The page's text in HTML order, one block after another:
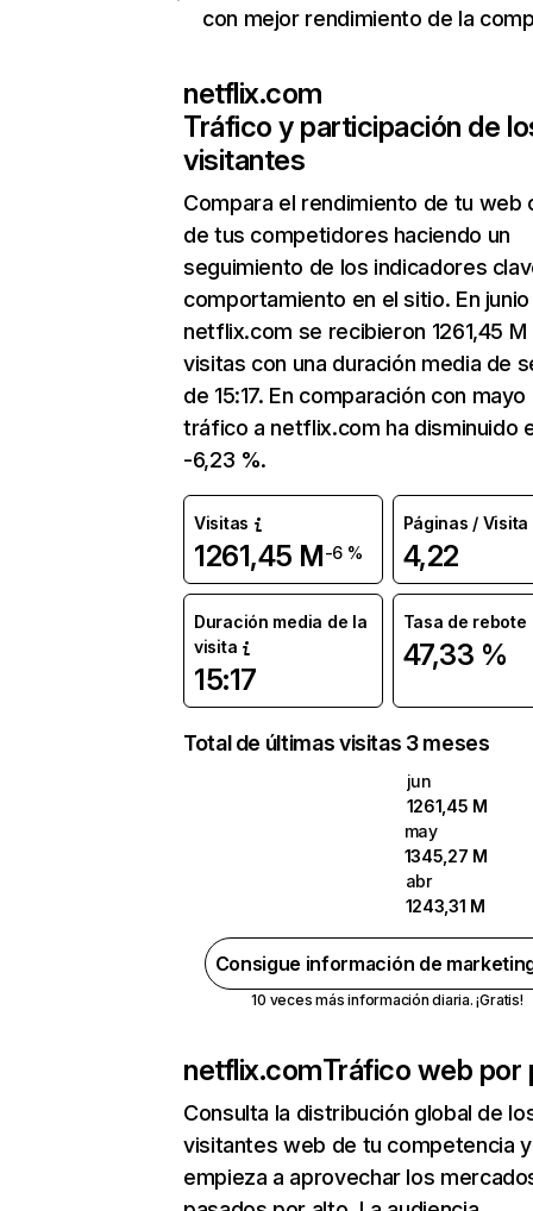
con mejor rendimiento de la
netflix.com
Tráfico y participación de
visitantes
Compara el rendimiento de tu web
de tus competidores haciendo un
seguimiento de los indicadores
comportamiento en el sitio. En junio
netflix.com se recibieron 1261,45 M
visitas con una duración media de
de 15:17. En comparación con mayo
tráfico a netflix.com ha disminuido
-6,23 %.
Visitas
1261,45 M-6 %
Páginas / Visita
4,22
Duración media de la
visita
15:17
Tasa de rebote
47,33 %
Total de últimas visitas 3 meses
jun
1261,45 M
may
1345,27 M
abr
1243,31 M
Consigue información de
10 veces más información diaria. ¡Gratis!
netflix.comTráfico web por
Consulta la distribución global de
visitantes web de tu competencia y
empieza a aprovechar los